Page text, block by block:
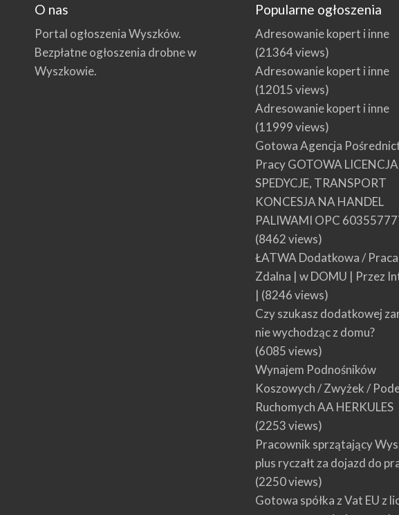
O nas
Portal ogłoszenia Wyszków.
Bezpłatne ogłoszenia drobne w
Wyszkowie.
Popularne ogłoszenia
Adresowanie kopert i inne
(21364 views)
Adresowanie kopert i inne
(12015 views)
Adresowanie kopert i inne
(11999 views)
Gotowa Agencja
Pracy GOTOWA
SPEDYCJE, TRANSPORT
KONCESJA NA HANDEL
PALIWAMI OPC
(8462 views)
ŁATWA Dodatkowa / Praca
Zdalna | w DOMU | Przez
| (8246 views)
Czy szukasz dodatkowej
nie wychodząc z domu?
(6085 views)
Wynajem Podnośników
Koszowych / Zwyżek /
Ruchomych AA HERKULES
(2253 views)
Pracownik sprzątający
plus ryczałt za dojazd do
(2250 views)
Gotowa spółka z Vat EU z